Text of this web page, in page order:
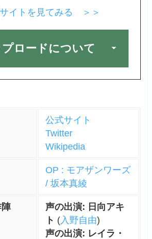
イトを見てみる ＞＞
ロードについて
公式サイト
Twitter
Wikipedia
OP : モアザンワーズ
/ 坂本真綾
声の出演: 日向アキ
ト (入野自由)
声の出演: レイラ・